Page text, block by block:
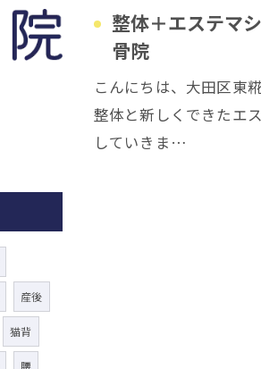
整体＋エステマ
骨院
こんにちは、大田区東
整体と新しくできたエ
していきま…
産後
猫背
腰